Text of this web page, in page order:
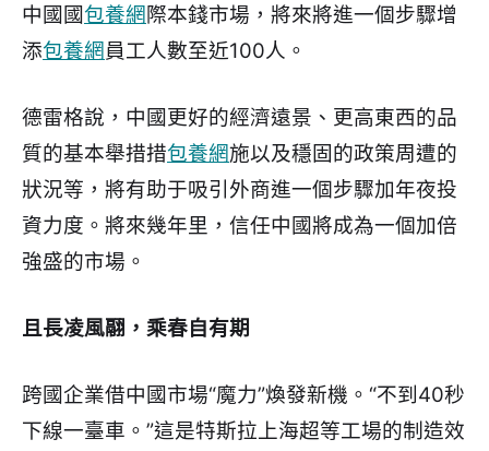
中國國包養網際本錢市場，將來將進一個步驟增
添包養網員工人數至近100人。
德雷格說，中國更好的經濟遠景、更高東西的品
質的基本舉措措包養網施以及穩固的政策周遭的
狀況等，將有助于吸引外商進一個步驟加年夜投
資力度。將來幾年里，信任中國將成為一個加倍
強盛的市場。
且長凌風翮，乘春自有期
跨國企業借中國市場“魔力”煥發新機。“不到40秒
下線一臺車。”這是特斯拉上海超等工場的制造效